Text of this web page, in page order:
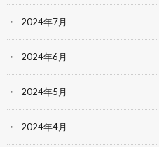
2024年7月
2024年6月
2024年5月
2024年4月